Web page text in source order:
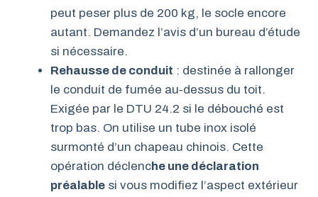
peut peser plus de 200 kg, le socle encore
autant. Demandez l’avis d’un bureau d’étude
si nécessaire.
Rehausse de conduit : destinée à rallonger
le conduit de fumée au‑dessus du toit.
Exigée par le DTU 24.2 si le débouché est
trop bas. On utilise un tube inox isolé
surmonté d’un chapeau chinois. Cette
opération déclenche une déclaration
préalable si vous modifiez l’aspect extérieur